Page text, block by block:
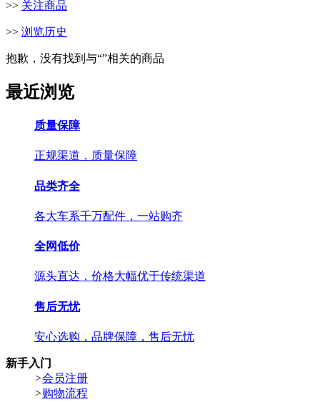
>> 关注商品
>> 浏览历史
抱歉，没有找到与“”相关的商品
最近浏览
质量保障
正规渠道，质量保障
品类齐全
各大车系千万配件，一站购齐
全网低价
源头直达，价格大幅优于传统渠道
售后无忧
安心选购，品牌保障，售后无忧
新手入门
>会员注册
>购物流程